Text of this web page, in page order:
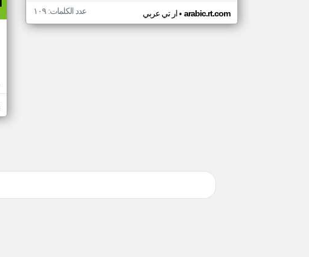
ار تي عربي• arabic.rt.com عدد الكلمات: ١٠٩